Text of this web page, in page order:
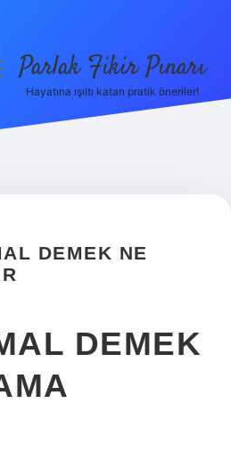
Parlak Fikir Pınarı
Hayatına ışıltı katan pratik öneriler!
DEMEK NE
DEMEK